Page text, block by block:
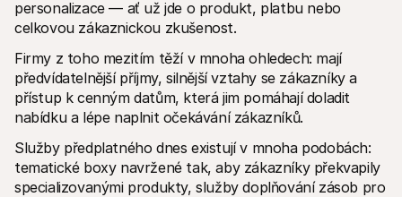
Přečtěte si nejnovější zprávy od
Mollie
Kariéra
Přidejte se k nám - hledáme nové
kolegy!
Kontakt
Pro nakupující
Zjistěte, proč se Mollie objevila na vašem bankovním výpisu
Pro zákazníky Mollie
Obraťte se na náš tým zákaznické podpory
Kontaktujte obchodní tým
Zjistěte, jak můžeme pomoci vašemu podnikání
personalizace — ať už jde o produkt, platbu nebo
celkovou zákaznickou zkušenost.
Firmy z toho mezitím těží v mnoha ohledech: mají
předvídatelnější příjmy, silnější vztahy se zákazníky a
přístup k cenným datům, která jim pomáhají doladit
nabídku a lépe naplnit očekávání zákazníků.
Služby předplatného dnes existují v mnoha podobách:
tematické boxy navržené tak, aby zákazníky překvapily
specializovanými produkty, služby doplňování zásob pro